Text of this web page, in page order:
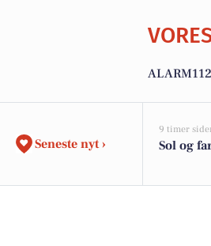
ALARM112
Seneste nyt ›
9 timer
Sol og